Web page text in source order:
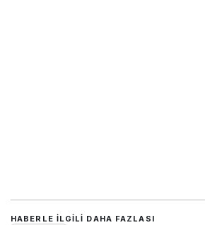
HABERLE ILGILI DAHA FAZLASI